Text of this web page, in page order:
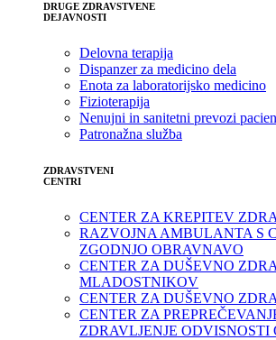
DRUGE ZDRAVSTVENE
DEJAVNOSTI
Delovna terapija
Dispanzer za medicino dela
Enota za laboratorijsko medicino
Fizioterapija
Nenujni in sanitetni prevozi
Patronažna služba
ZDRAVSTVENI
CENTRI
CENTER ZA KREPITEV
RAZVOJNA AMBULANTA S
ZGODNJO OBRAVNAVO
CENTER ZA DUŠEVNO
MLADOSTNIKOV
CENTER ZA DUŠEVNO
CENTER ZA
ZDRAVLJENJE ODVISNOSTI